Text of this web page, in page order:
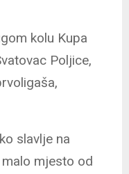
kolu Kupa
Poljice,
slavlje na
mjesto od